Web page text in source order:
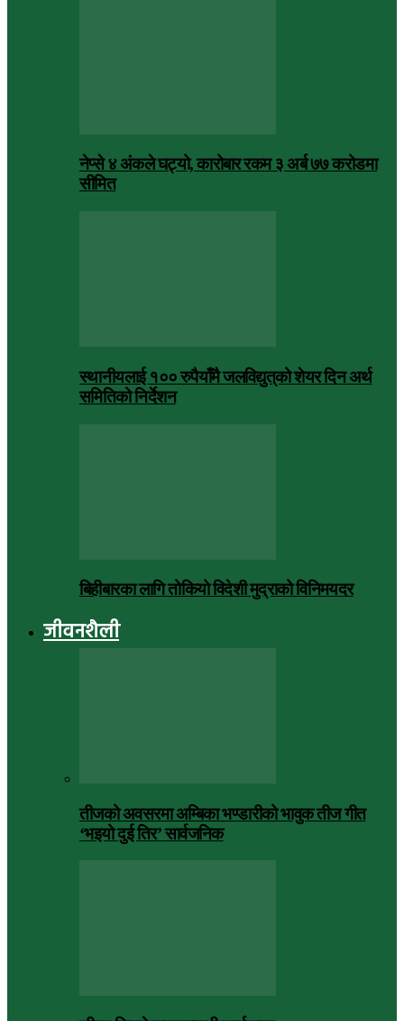
नेप्से ४ अंकले घट्यो, कारोबार रकम ३ अर्ब ७७ करोडमा
सीमित
स्थानीयलाई १०० रुपैयाँमै जलविद्युत्‌को शेयर दिन अर्थ
समितिको निर्देशन
बिहीबारका लागि तोकियो विदेशी मुद्राको विनिमयदर
जीवनशैली
तीजको अवसरमा अम्बिका भण्डारीको भावुक तीज गीत
‘भइयो दुई तिर’ सार्वजनिक